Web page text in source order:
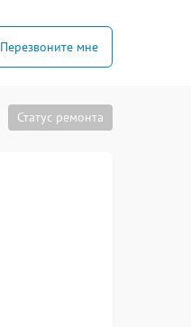
Перезвоните мне
Статус ремонта